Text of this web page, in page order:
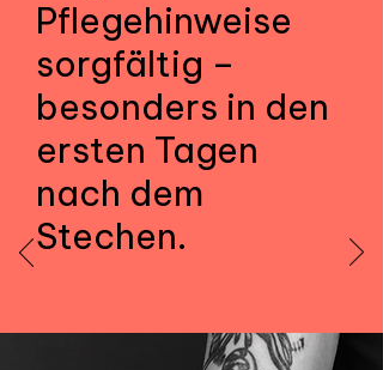
Pflegehinweise
sorgfältig –
besonders in den
ersten Tagen
nach dem
Stechen.